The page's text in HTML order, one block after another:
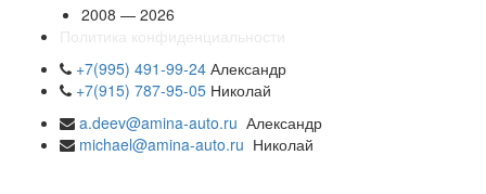
2008 — 2026
+7(995) 491-99-24 Александр
+7(915) 787-95-05 Николай
a.deev@amina-auto.ru Александр
michael@amina-auto.ru Николай